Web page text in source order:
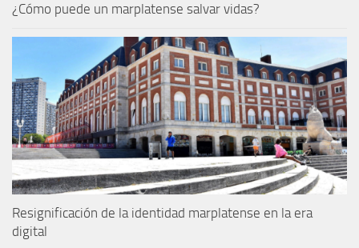
¿Cómo puede un marplatense salvar vidas?
Resignificación de la identidad marplatense en la era
digital